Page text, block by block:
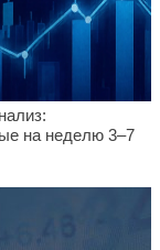
на неделю 3–7